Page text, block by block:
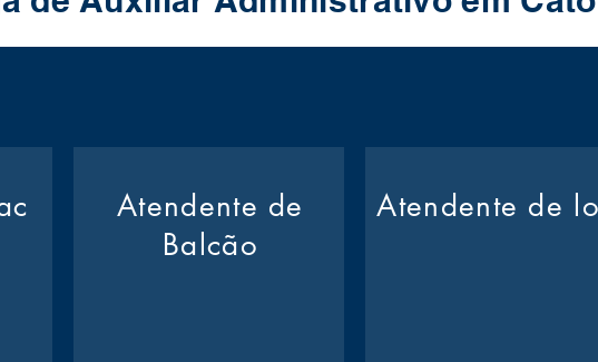
Atendente de
Balcão
Atendente de